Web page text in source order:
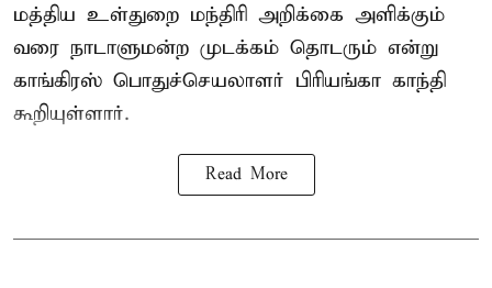
மத்திய உள்துறை மந்திரி அறிக்கை அளிக்கும்
வரை நாடாளுமன்ற முடக்கம் தொடரும் என்று
காங்கிரஸ் பொதுச்செயலாளர் பிரியங்கா காந்தி
கூறியுள்ளார்.
Read More